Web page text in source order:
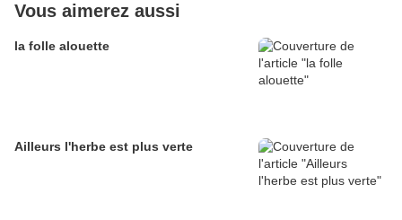
Vous aimerez aussi
la folle alouette
Ailleurs l'herbe est plus verte